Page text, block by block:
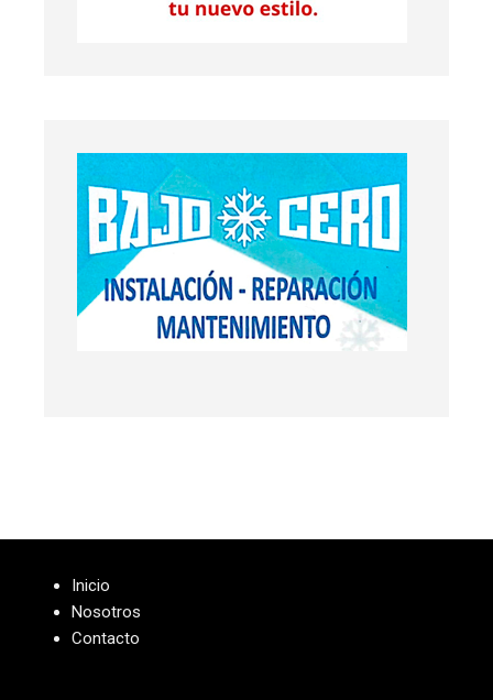
Inicio
Nosotros
Contacto